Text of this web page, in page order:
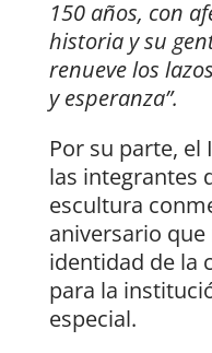
150 años, con
historia y su
renueve los
y esperanza”.
Por su parte,
las integrantes
escultura
aniversario
identidad de la
para la
especial.